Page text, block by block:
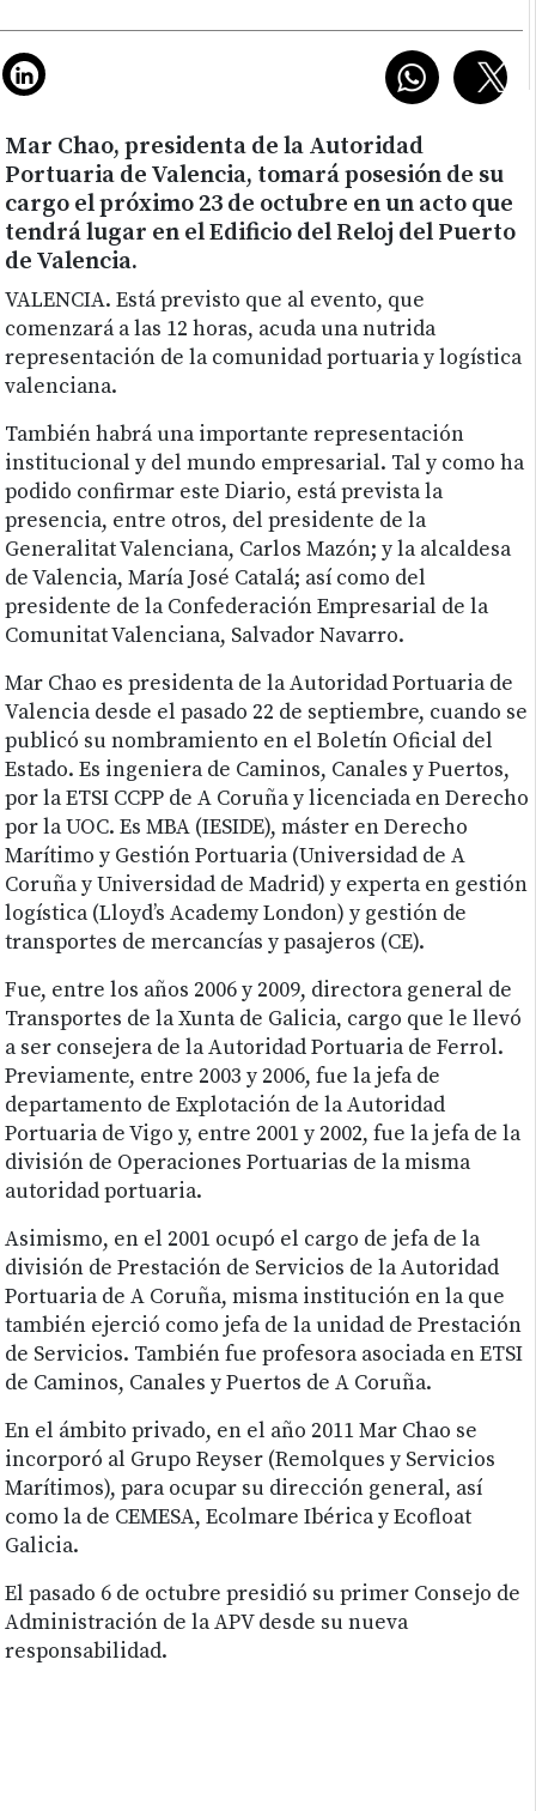
Mar Chao, presidenta de la Autoridad
Portuaria de Valencia, tomará posesión de su
cargo el próximo 23 de octubre en un acto que
tendrá lugar en el Edificio del Reloj del Puerto
de Valencia.
VALENCIA. Está previsto que al evento, que
comenzará a las 12 horas, acuda una nutrida
representación de la comunidad portuaria y logística
valenciana.
También habrá una importante representación
institucional y del mundo empresarial. Tal y como ha
podido confirmar este Diario, está prevista la
presencia, entre otros, del presidente de la
Generalitat Valenciana, Carlos Mazón; y la alcaldesa
de Valencia, María José Catalá; así como del
presidente de la Confederación Empresarial de la
Comunitat Valenciana, Salvador Navarro.
Mar Chao es presidenta de la Autoridad Portuaria de
Valencia desde el pasado 22 de septiembre, cuando se
publicó su nombramiento en el Boletín Oficial del
Estado. Es ingeniera de Caminos, Canales y Puertos,
por la ETSI CCPP de A Coruña y licenciada en Derecho
por la UOC. Es MBA (IESIDE), máster en Derecho
Marítimo y Gestión Portuaria (Universidad de A
Coruña y Universidad de Madrid) y experta en gestión
logística (Lloyd’s Academy London) y gestión de
transportes de mercancías y pasajeros (CE).
Fue, entre los años 2006 y 2009, directora general de
Transportes de la Xunta de Galicia, cargo que le llevó
a ser consejera de la Autoridad Portuaria de Ferrol.
Previamente, entre 2003 y 2006, fue la jefa de
departamento de Explotación de la Autoridad
Portuaria de Vigo y, entre 2001 y 2002, fue la jefa de la
división de Operaciones Portuarias de la misma
autoridad portuaria.
Asimismo, en el 2001 ocupó el cargo de jefa de la
división de Prestación de Servicios de la Autoridad
Portuaria de A Coruña, misma institución en la que
también ejerció como jefa de la unidad de Prestación
de Servicios. También fue profesora asociada en ETSI
de Caminos, Canales y Puertos de A Coruña.
En el ámbito privado, en el año 2011 Mar Chao se
incorporó al Grupo Reyser (Remolques y Servicios
Marítimos), para ocupar su dirección general, así
como la de CEMESA, Ecolmare Ibérica y Ecofloat
Galicia.
El pasado 6 de octubre presidió su primer Consejo de
Administración de la APV desde su nueva
responsabilidad.